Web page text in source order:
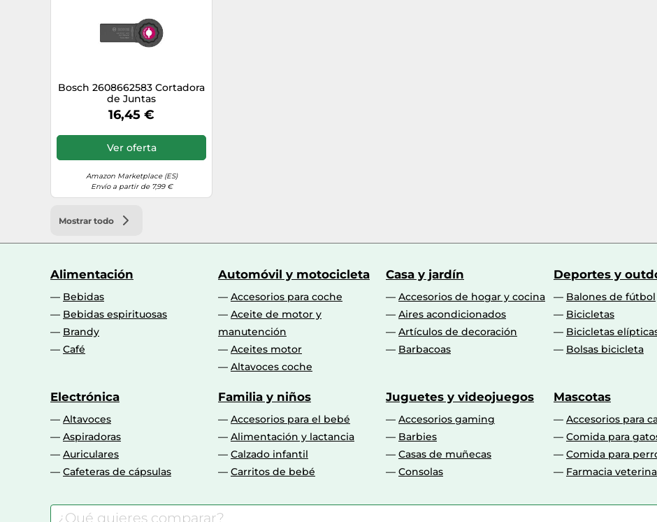
Bosch 2608662583 Cortadora
de Juntas
16,45 €
Ver oferta
Amazon Marketplace (ES)
Envío a partir de 7,99 €
Mostrar todo
Alimentación
Bebidas
Bebidas espirituosas
Brandy
Café
Automóvil y motocicleta
Accesorios para coche
Aceite de motor y
manutención
Aceites motor
Altavoces coche
Casa y jardín
Accesorios de hogar y cocina
Aires acondicionados
Artículos de decoración
Barbacoas
Deportes y
Balones de fútbol
Bicicletas
Bicicletas
Bolsas bicicleta
Electrónica
Altavoces
Aspiradoras
Auriculares
Cafeteras de cápsulas
Familia y niños
Accesorios para el bebé
Alimentación y lactancia
Calzado infantil
Carritos de bebé
Juguetes y videojuegos
Accesorios gaming
Barbies
Casas de muñecas
Consolas
Mascotas
Accesorios para
Comida para
Comida para
Farmacia